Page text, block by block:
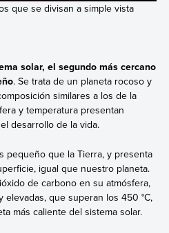
que se divisan a simple vista
solar, el segundo más cercano
. Se trata de un planeta rocoso y
similares a los de la
y temperatura presentan
desarrollo de la vida.
pequeño que la Tierra, y presenta
igual que nuestro planeta.
de carbono en su atmósfera,
que superan los 450 °C,
más caliente del sistema solar.